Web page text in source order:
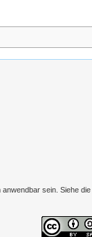
sein. Siehe die